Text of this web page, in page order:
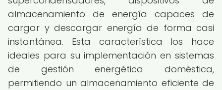
almacenamiento de energía capaces de
cargar y descargar energía de forma casi
instantánea. Esta característica los hace
ideales para su implementación en sistemas
de gestión energética doméstica,
permitiendo un almacenamiento eficiente de